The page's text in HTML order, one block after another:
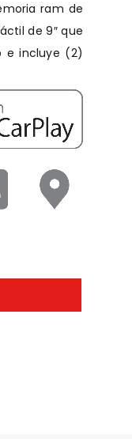
ram de
de 9″ que
e incluye (2)